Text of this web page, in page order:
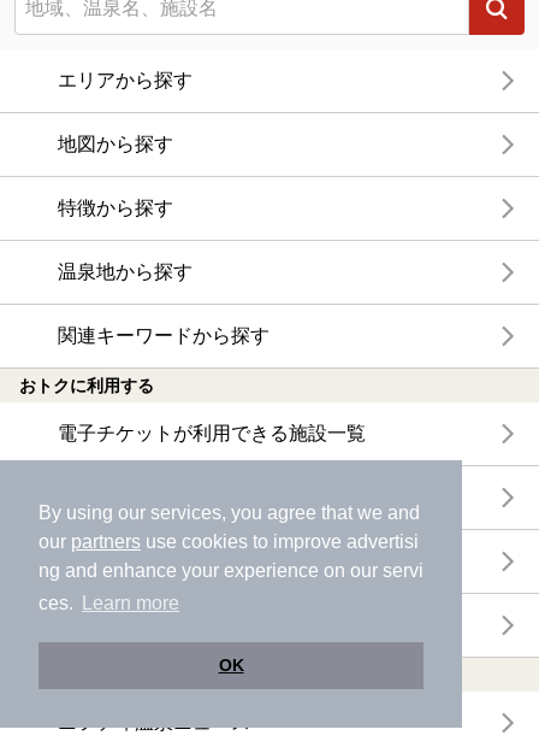
By using our services, you agree that we and
our partners use cookies to improve advertisi
ng and enhance your experience on our servi
ces.
Learn more
OK
エリアから探す
地図から探す
特徴から探す
温泉地から探す
関連キーワードから探す
おトクに利用する
電子チケットが利用できる施設一覧
おすすめ電子チケット・クーポン一覧